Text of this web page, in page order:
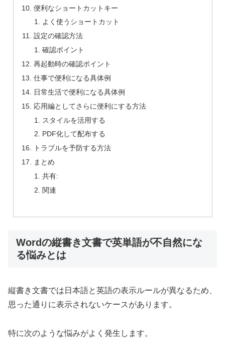
便利なショートカットキー
よく使うショートカット
設定の確認方法
確認ポイント
再起動時の確認ポイント
仕事で便利になる具体例
日常生活で便利になる具体例
応用編としてさらに便利にする方法
スタイルを活用する
PDF化して配布する
トラブルを予防する方法
まとめ
共有:
関連
Wordの縦書き文書で英単語が不自然にな
る悩みとは
縦書き文書では日本語と英語の表示ルールが異なるため、
思った通りに表示されないケースがあります。
特に次のような悩みがよく発生します。